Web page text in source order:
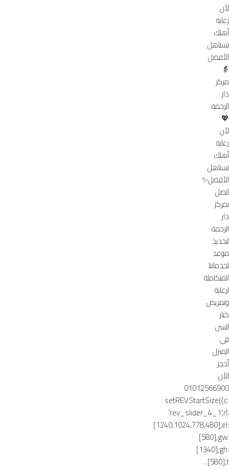
لأن
رعاية
أهلك
تستاهل
الأفضل
👵
مركز
دار
الرحمة
💖
لأن
رعاية
أهلك
تستاهل
الأفضل✨
اتصل
بمركز
دار
الرحمة
لتحديد
موعد
لخدماتنا
المتكاملة
لرعاية
وتمريض
كبار
السن
في
المنزل
أحجز
الأن
01012566900
setREVStartSize({c:
'rev_slider_4_1',rl:
[1240,1024,778,480],el:
[580],gw:
[1340],gh:
[580],t...